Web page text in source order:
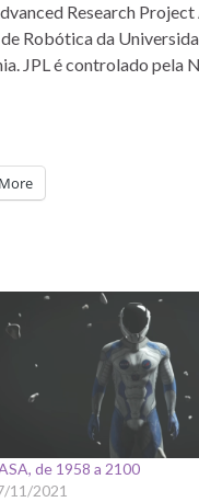
Research
Robótica da
JPL é controlado
More
de 1958 a 2100
11/2021